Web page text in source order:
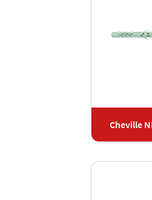
Cheville